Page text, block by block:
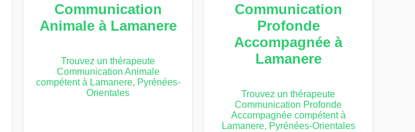
Communication
Animale à Lamanere
Trouvez un thérapeute
Communication Animale
compétent à Lamanere, Pyrénées-
Orientales
Communication
Profonde
Accompagnée à
Lamanere
Trouvez un thérapeute
Communication Profonde
Accompagnée compétent à
Lamanere, Pyrénées-Orientales